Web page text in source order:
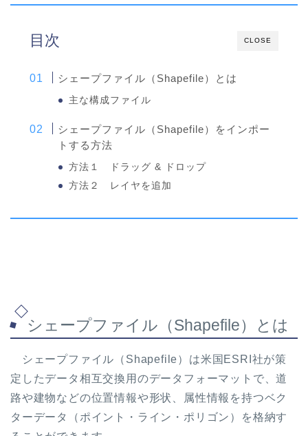
CLOSE
目次
シェープファイル（Shapefile）とは
主な構成ファイル
シェープファイル（Shapefile）をインポー
トする方法
方法１ ドラッグ & ドロップ
方法２ レイヤを追加
シェープファイル（Shapefile）とは
シェープファイル（Shapefile）は米国ESRI社が策
定したデータ相互交換用のデータフォーマットで、道
路や建物などの位置情報や形状、属性情報を持つベク
ターデータ（ポイント・ライン・ポリゴン）を格納す